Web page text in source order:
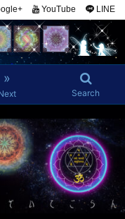
»
Search
YouTube LINE